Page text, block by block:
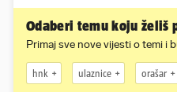
Odaberi temu koju želiš
Primaj sve nove vijesti o temi i
hnk ulaznice orašar